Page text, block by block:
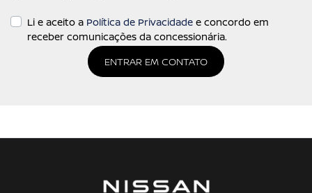
Li e aceito a Política de Privacidade e concordo em
receber comunicações da concessionária.
ENTRAR EM CONTATO